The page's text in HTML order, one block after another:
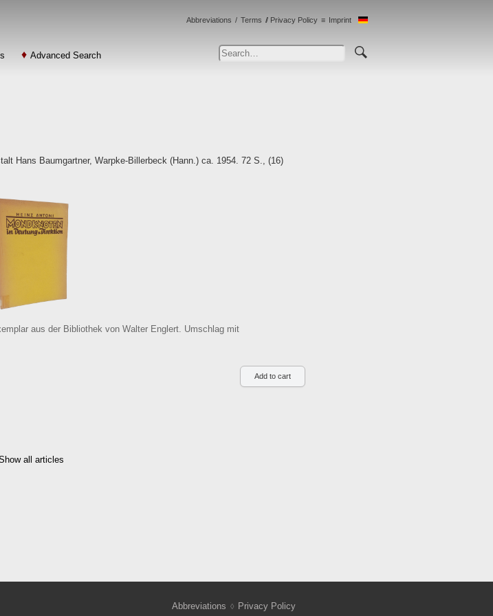
Advanced Search
Abbreviations Terms Privacy Policy Imprint
Hans Baumgartner, Warpke-Billerbeck (Hann.) ca. 1954. 72 S., (16)
aus der Bibliothek von Walter Englert. Umschlag mit
all articles
Abbreviations
Privacy Policy